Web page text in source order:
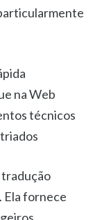
na Web
técnicos
tradução
Ela fornece